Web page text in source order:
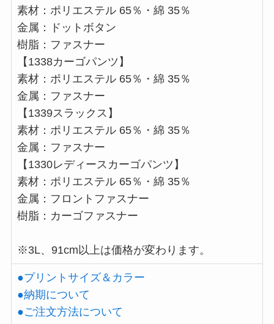
素材：ポリエステル 65％・綿 35％
金属：ドットボタン
樹脂：ファスナー
【1338カーゴパンツ】
素材：ポリエステル 65％・綿 35％
金属：ファスナー
【1339スラックス】
素材：ポリエステル 65％・綿 35％
金属：ファスナー
【1330レディースカーゴパンツ】
素材：ポリエステル 65％・綿 35％
金属：フロントファスナー
樹脂：カーゴファスナー
※3L、91cm以上は価格が変わります。
●プリントサイズ＆カラー
●納期について
●ご注文方法について